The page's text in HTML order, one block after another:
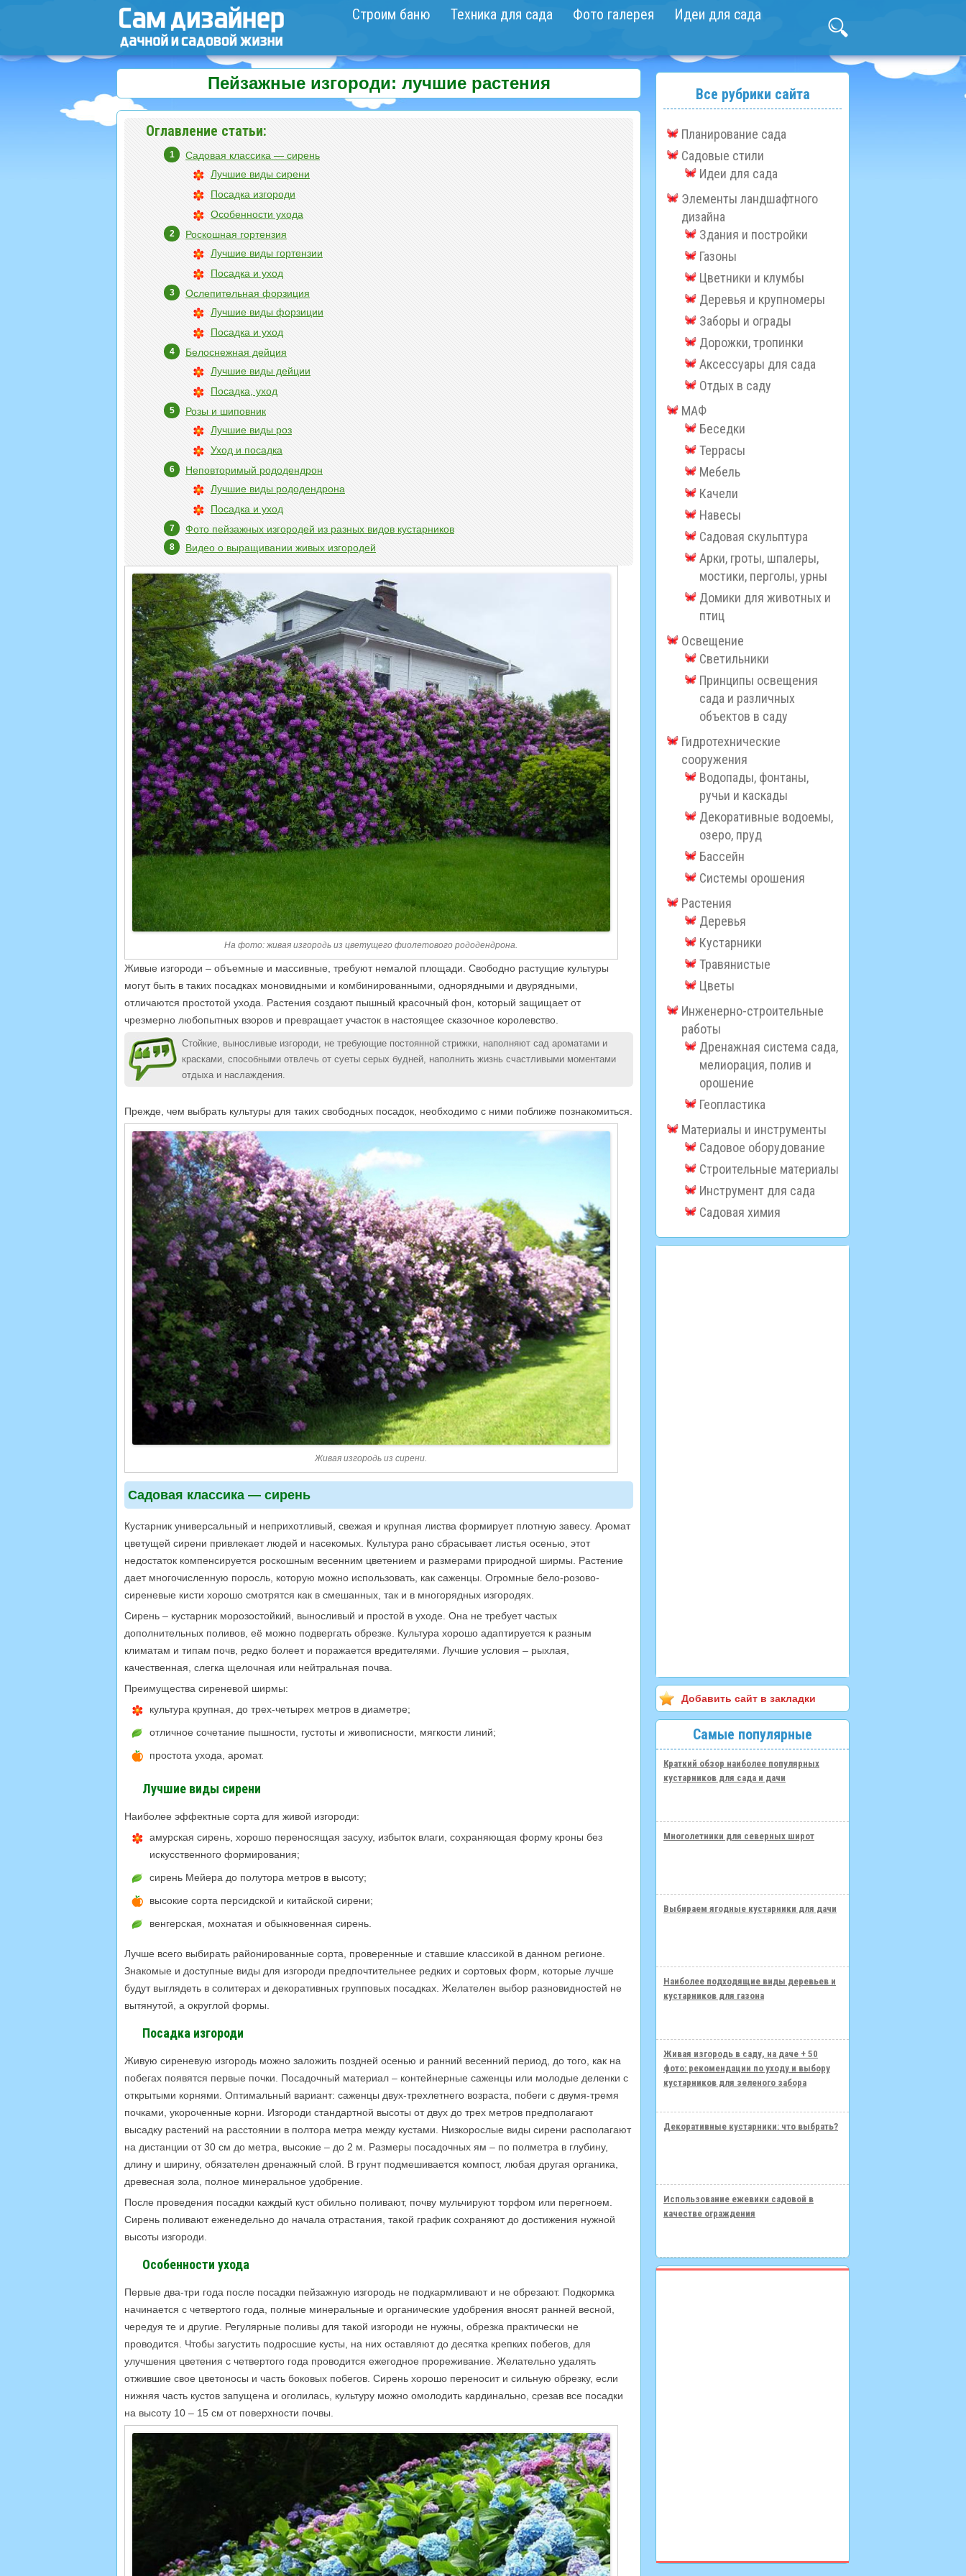
Идеи для сада
Фото галерея
Техника для сада
Строим баню
Пейзажные изгороди: лучшие растения
Оглавление статьи:
Садовая классика — сирень
Лучшие виды сирени
Посадка изгороди
Особенности ухода
Роскошная гортензия
Лучшие виды гортензии
Посадка и уход
Ослепительная форзиция
Лучшие виды форзиции
Посадка и уход
Белоснежная дейция
Лучшие виды дейции
Посадка, уход
Розы и шиповник
Лучшие виды роз
Уход и посадка
Неповторимый рододендрон
Лучшие виды рододендрона
Посадка и уход
Фото пейзажных изгородей из разных видов кустарников
Видео о выращивании живых изгородей
На фото: живая изгородь из цветущего фиолетового рододендрона.
Живые изгороди – объемные и массивные, требуют немалой площади. Свободно растущие культуры
могут быть в таких посадках моновидными и комбинированными, однорядными и двурядными,
отличаются простотой ухода. Растения создают пышный красочный фон, который защищает от
чрезмерно любопытных взоров и превращает участок в настоящее сказочное королевство.
Стойкие, выносливые изгороди, не требующие постоянной стрижки, наполняют сад ароматами и
красками, способными отвлечь от суеты серых будней, наполнить жизнь счастливыми моментами
отдыха и наслаждения.
Прежде, чем выбрать культуры для таких свободных посадок, необходимо с ними поближе познакомиться.
Живая изгородь из сирени.
Садовая классика — сирень
Кустарник универсальный и неприхотливый, свежая и крупная листва формирует плотную завесу. Аромат
цветущей сирени привлекает людей и насекомых. Культура рано сбрасывает листья осенью, этот
недостаток компенсируется роскошным весенним цветением и размерами природной ширмы. Растение
дает многочисленную поросль, которую можно использовать, как саженцы. Огромные бело-розово-
сиреневые кисти хорошо смотрятся как в смешанных, так и в многорядных изгородях.
Сирень – кустарник морозостойкий, выносливый и простой в уходе. Она не требует частых
дополнительных поливов, её можно подвергать обрезке. Культура хорошо адаптируется к разным
климатам и типам почв, редко болеет и поражается вредителями. Лучшие условия – рыхлая,
качественная, слегка щелочная или нейтральная почва.
Преимущества сиреневой ширмы:
культура крупная, до трех-четырех метров в диаметре;
отличное сочетание пышности, густоты и живописности, мягкости линий;
простота ухода, аромат.
Лучшие виды сирени
Наиболее эффектные сорта для живой изгороди:
амурская сирень, хорошо переносящая засуху, избыток влаги, сохраняющая форму кроны без
искусственного формирования;
сирень Мейера до полутора метров в высоту;
высокие сорта персидской и китайской сирени;
венгерская, мохнатая и обыкновенная сирень.
Лучше всего выбирать районированные сорта, проверенные и ставшие классикой в данном регионе.
Знакомые и доступные виды для изгороди предпочтительнее редких и сортовых форм, которые лучше
будут выглядеть в солитерах и декоративных групповых посадках. Желателен выбор разновидностей не
вытянутой, а округлой формы.
Посадка изгороди
Живую сиреневую изгородь можно заложить поздней осенью и ранний весенний период, до того, как на
побегах появятся первые почки. Посадочный материал – контейнерные саженцы или молодые деленки с
открытыми корнями. Оптимальный вариант: саженцы двух-трехлетнего возраста, побеги с двумя-тремя
почками, укороченные корни. Изгороди стандартной высоты от двух до трех метров предполагают
высадку растений на расстоянии в полтора метра между кустами. Низкорослые виды сирени располагают
на дистанции от 30 см до метра, высокие – до 2 м. Размеры посадочных ям – по полметра в глубину,
длину и ширину, обязателен дренажный слой. В грунт подмешивается компост, любая другая органика,
древесная зола, полное минеральное удобрение.
После проведения посадки каждый куст обильно поливают, почву мульчируют торфом или перегноем.
Сирень поливают еженедельно до начала отрастания, такой график сохраняют до достижения нужной
высоты изгороди.
Особенности ухода
Первые два-три года после посадки пейзажную изгородь не подкармливают и не обрезают. Подкормка
начинается с четвертого года, полные минеральные и органические удобрения вносят ранней весной,
чередуя те и другие. Регулярные поливы для такой изгороди не нужны, обрезка практически не
проводится. Чтобы загустить подросшие кусты, на них оставляют до десятка крепких побегов, для
улучшения цветения с четвертого года проводится ежегодное прореживание. Желательно удалять
отжившие свое цветоносы и часть боковых побегов. Сирень хорошо переносит и сильную обрезку, если
нижняя часть кустов запущена и оголилась, культуру можно омолодить кардинально, срезав все посадки
на высоту 10 – 15 см от поверхности почвы.
Все рубрики сайта
Планирование сада
Садовые стили
Идеи для сада
Элементы ландшафтного
дизайна
Здания и постройки
Газоны
Цветники и клумбы
Деревья и крупномеры
Заборы и ограды
Дорожки, тропинки
Аксессуары для сада
Отдых в саду
МАФ
Беседки
Террасы
Мебель
Качели
Навесы
Садовая скульптура
Арки, гроты, шпалеры,
мостики, перголы, урны
Домики для животных и
птиц
Освещение
Светильники
Принципы освещения
сада и различных
объектов в саду
Гидротехнические
сооружения
Водопады, фонтаны,
ручьи и каскады
Декоративные водоемы,
озеро, пруд
Бассейн
Системы орошения
Растения
Деревья
Кустарники
Травянистые
Цветы
Инженерно-строительные
работы
Дренажная система сада,
мелиорация, полив и
орошение
Геопластика
Материалы и инструменты
Садовое оборудование
Строительные материалы
Инструмент для сада
Садовая химия
Добавить сайт в закладки
Самые популярные
Краткий обзор наиболее популярных
кустарников для сада и дачи
Многолетники для северных широт
Выбираем ягодные кустарники для дачи
Наиболее подходящие виды деревьев и
кустарников для газона
Живая изгородь в саду, на даче + 50
фото: рекомендации по уходу и выбору
кустарников для зеленого забора
Декоративные кустарники: что выбрать?
Использование ежевики садовой в
качестве ограждения